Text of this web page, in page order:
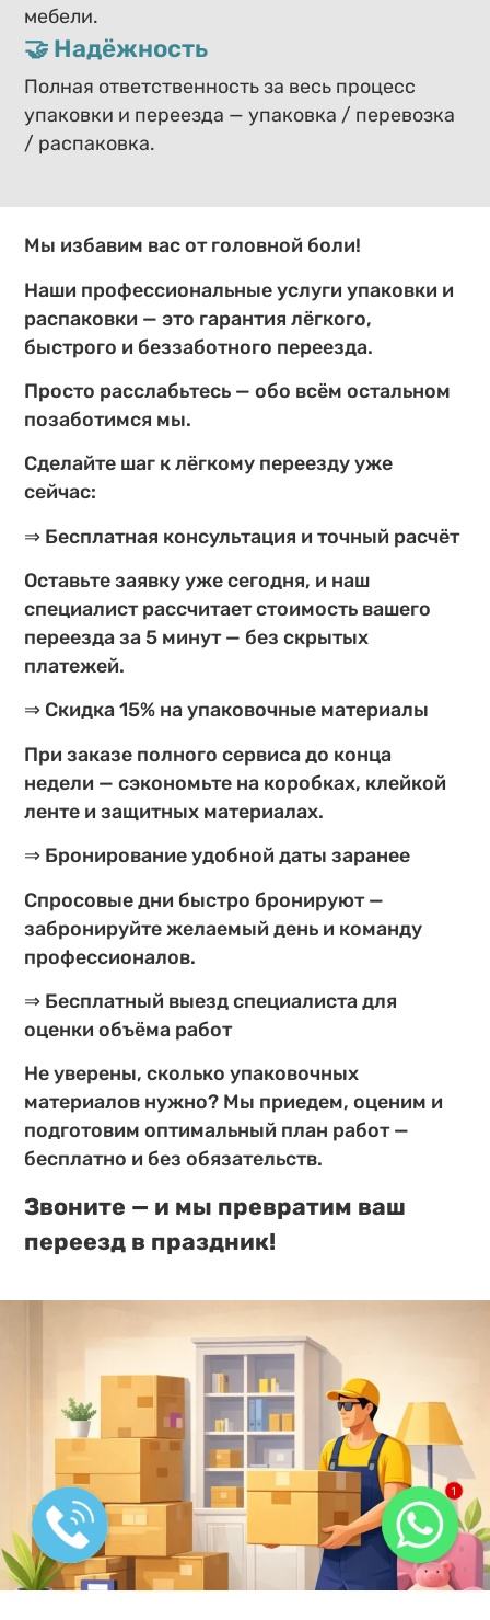
мебели.
🤝 Надёжность
Полная ответственность за весь процесс
упаковки и переезда — упаковка / перевозка
/ распаковка.
Мы избавим вас от головной боли!
Наши профессиональные услуги упаковки и
распаковки — это гарантия лёгкого,
быстрого и беззаботного переезда.
Просто расслабьтесь — обо всём остальном
позаботимся мы.
Сделайте шаг к лёгкому переезду уже
сейчас:
⇒ Бесплатная консультация и точный расчёт
Оставьте заявку уже сегодня, и наш
специалист рассчитает стоимость вашего
переезда за 5 минут — без скрытых
платежей.
⇒ Скидка 15% на упаковочные материалы
При заказе полного сервиса до конца
недели — сэкономьте на коробках, клейкой
ленте и защитных материалах.
⇒ Бронирование удобной даты заранее
Спросовые дни быстро бронируют —
забронируйте желаемый день и команду
профессионалов.
⇒ Бесплатный выезд специалиста для
оценки объёма работ
Не уверены, сколько упаковочных
материалов нужно? Мы приедем, оценим и
подготовим оптимальный план работ —
бесплатно и без обязательств.
Звоните — и мы превратим ваш
переезд в праздник!
1